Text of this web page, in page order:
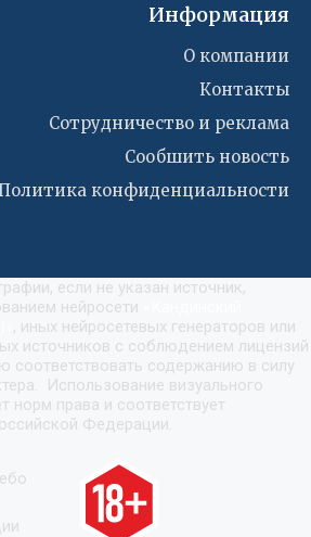
Информация
О компании
Контакты
Сотрудничество и реклама
Сообшить новость
конфиденциальности
если не указан источник,
нейросети
, иных нейросетевых генераторов или
источников с соблюдением лицензий
соответствовать содержанию в силу
Использование визуального
норм права и соответствует
Федерации.